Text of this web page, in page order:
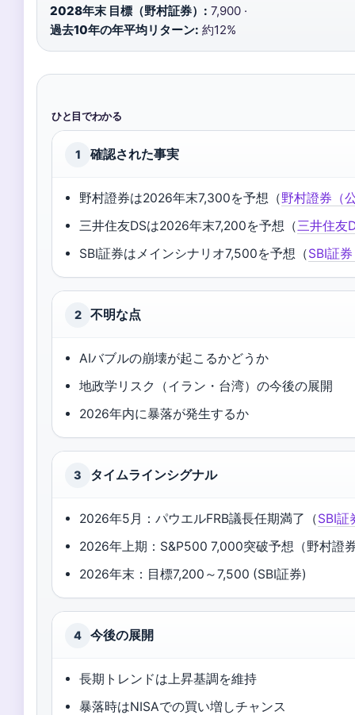
2028年末 目標（野村証券）: 7,900 ·
過去10年の年平均リターン: 約12%
ひと目でわかる
1 確認された事実
野村證券は2026年末7,300を予想（野村證券（
三井住友DSは2026年末7,200を予想（三井住友
SBI証券はメインシナリオ7,500を予想（SBI証
2 不明な点
AIバブルの崩壊が起こるかどうか
地政学リスク（イラン・台湾）の今後の展開
2026年内に暴落が発生するか
3 タイムラインシグナル
2026年5月：パウエルFRB議長任期満了（SBI証
2026年上期：S&P500 7,000突破予想（野村證
2026年末：目標7,200～7,500 (SBI証券)
4 今後の展開
長期トレンドは上昇基調を維持
暴落時はNISAでの買い増しチャンス